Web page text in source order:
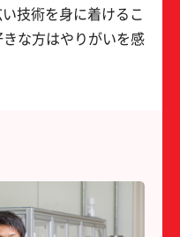
技術を身に着けるこ
な方はやりがいを感